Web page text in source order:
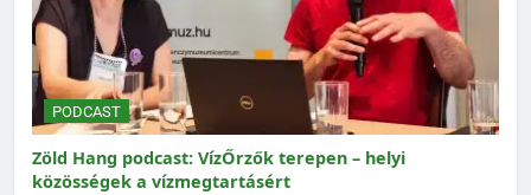
PODCAST
Zöld Hang podcast: VízŐrzők terepen – helyi
közösségek a vízmegtartásért